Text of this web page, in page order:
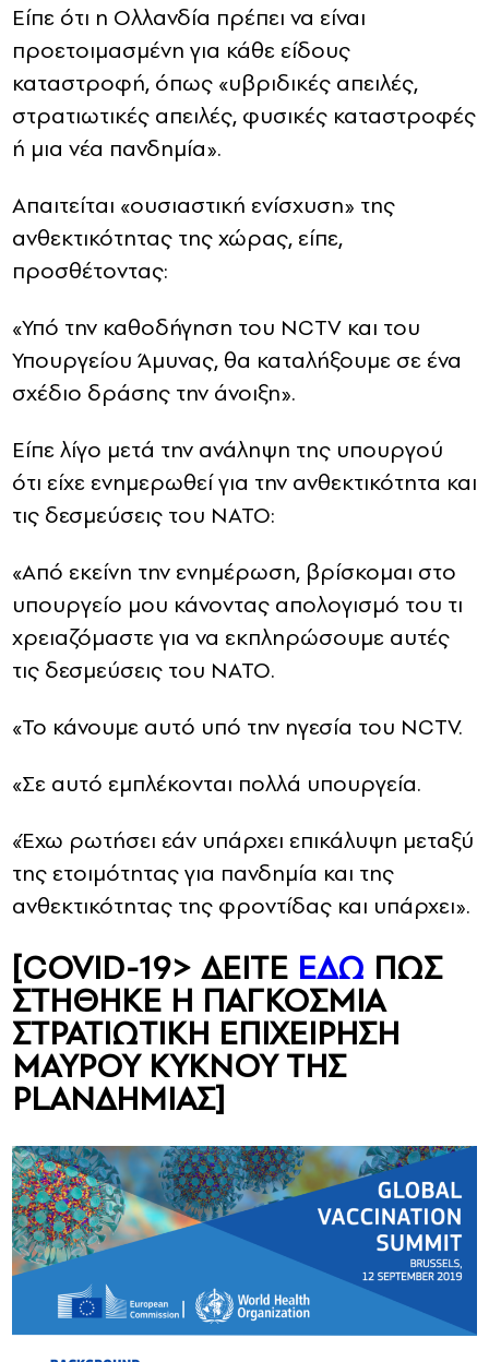
Είπε ότι η Ολλανδία πρέπει να είναι
προετοιμασμένη για κάθε είδους
καταστροφή, όπως «υβριδικές απειλές,
στρατιωτικές απειλές, φυσικές καταστροφές
ή μια νέα πανδημία».
Απαιτείται «ουσιαστική ενίσχυση» της
ανθεκτικότητας της χώρας, είπε,
προσθέτοντας:
«Υπό την καθοδήγηση του NCTV και του
Υπουργείου Άμυνας, θα καταλήξουμε σε ένα
σχέδιο δράσης την άνοιξη».
Είπε λίγο μετά την ανάληψη της υπουργού
ότι είχε ενημερωθεί για την ανθεκτικότητα και
τις δεσμεύσεις του ΝΑΤΟ:
«Από εκείνη την ενημέρωση, βρίσκομαι στο
υπουργείο μου κάνοντας απολογισμό του τι
χρειαζόμαστε για να εκπληρώσουμε αυτές
τις δεσμεύσεις του ΝΑΤΟ.
«Το κάνουμε αυτό υπό την ηγεσία του NCTV.
«Σε αυτό εμπλέκονται πολλά υπουργεία.
«Έχω ρωτήσει εάν υπάρχει επικάλυψη μεταξύ
της ετοιμότητας για πανδημία και της
ανθεκτικότητας της φροντίδας και υπάρχει».
[COVID-19> ΔΕΙΤΕ ΕΔΩ ΠΩΣ
ΣΤΗΘΗΚΕ Η ΠΑΓΚΟΣΜΙΑ
ΣΤΡΑΤΙΩΤΙΚΗ ΕΠΙΧΕΙΡΗΣΗ
ΜΑΥΡΟΥ ΚΥΚΝΟΥ ΤΗΣ
PLANΔΗΜΙΑΣ]